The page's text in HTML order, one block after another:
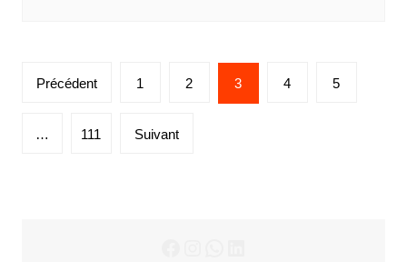
Pagination
publications
Précédent 1 2 3 4 5
… 111 Suivant